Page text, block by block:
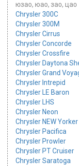
юзао, юао, зао, цао
Chrysler 300C
Chrysler 300M
Chrysler Cirrus
Chrysler Concorde
Chrysler Crossfire
Chrysler Daytona
Chrysler Grand
Chrysler Intrepid
Chrysler LE Baron
Chrysler LHS
Chrysler Neon
Chrysler NEW Yorker
Chrysler Pacifica
Chrysler Prowler
Chrysler PT Cruiser
Chrysler Saratoga